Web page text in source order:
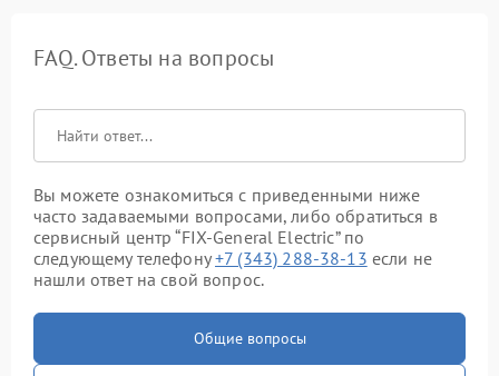
FAQ. Ответы на вопросы
Вы можете ознакомиться с приведенными ниже
часто задаваемыми вопросами, либо обратиться в
сервисный центр “FIX-General Electric” по
следующему телефону+7 (343) 288-38-13 если не
нашли ответ на свой вопрос.
Общие вопросы